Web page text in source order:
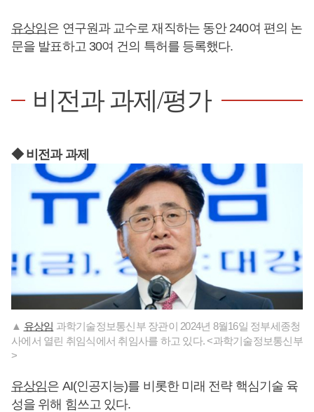
유상임은 연구원과 교수로 재직하는 동안 240여 편의 논
문을 발표하고 30여 건의 특허를 등록했다.
비전과 과제/평가
◆ 비전과 과제
▲ 유상임 과학기술정보통신부 장관이 2024년 8월16일 정부세종청
사에서 열린 취임식에서 취임사를 하고 있다. <과학기술정보통신부
>
유상임은 AI(인공지능)를 비롯한 미래 전략 핵심기술 육
성을 위해 힘쓰고 있다.